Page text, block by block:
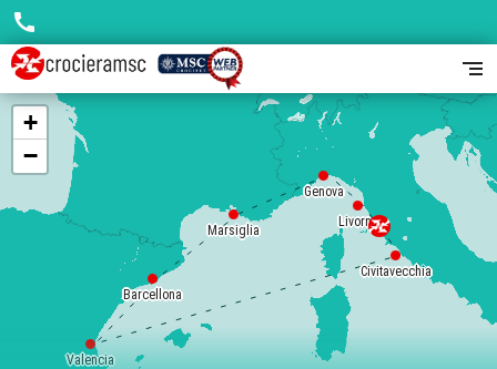
Marsiglia
Genova
Livorno
Civitavecchia
Valencia
Barcellona
+
−
call
segment